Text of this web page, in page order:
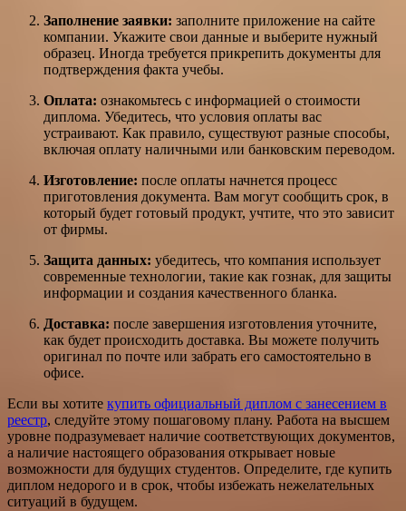
Заполнение заявки: заполните приложение на сайте
компании. Укажите свои данные и выберите нужный
образец. Иногда требуется прикрепить документы для
подтверждения факта учебы.
Оплата: ознакомьтесь с информацией о стоимости
диплома. Убедитесь, что условия оплаты вас
устраивают. Как правило, существуют разные способы,
включая оплату наличными или банковским переводом.
Изготовление: после оплаты начнется процесс
приготовления документа. Вам могут сообщить срок, в
который будет готовый продукт, учтите, что это зависит
от фирмы.
Защита данных: убедитесь, что компания использует
современные технологии, такие как гознак, для защиты
информации и создания качественного бланка.
Доставка: после завершения изготовления уточните,
как будет происходить доставка. Вы можете получить
оригинал по почте или забрать его самостоятельно в
офисе.
Если вы хотите купить официальный диплом с занесением в
реестр, следуйте этому пошаговому плану. Работа на высшем
уровне подразумевает наличие соответствующих документов,
а наличие настоящего образования открывает новые
возможности для будущих студентов. Определите, где купить
диплом недорого и в срок, чтобы избежать нежелательных
ситуаций в будущем.